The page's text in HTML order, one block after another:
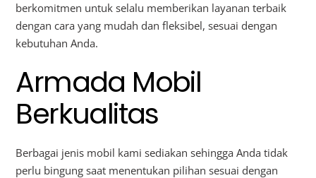
berkomitmen untuk selalu memberikan layanan terbaik
dengan cara yang mudah dan fleksibel, sesuai dengan
kebutuhan Anda.
Armada Mobil
Berkualitas
Berbagai jenis mobil kami sediakan sehingga Anda tidak
perlu bingung saat menentukan pilihan sesuai dengan